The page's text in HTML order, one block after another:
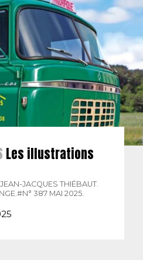
Les illustrations
JACQUES THIÉBAUT.
#N° 387 MAI 2025.